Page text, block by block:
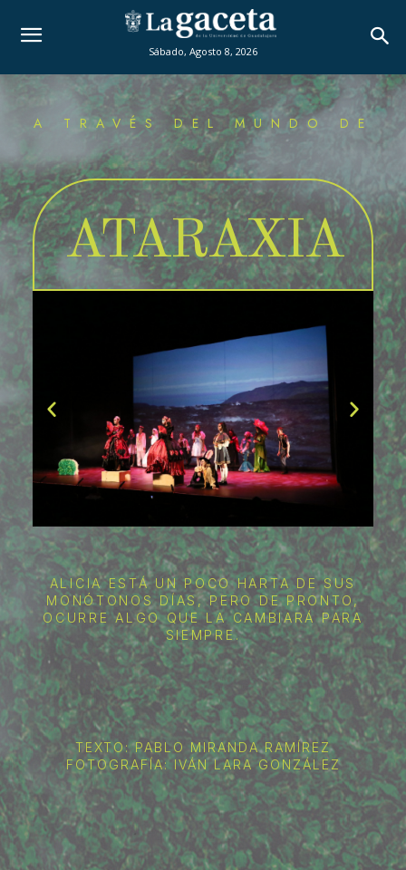
Sábado, Agosto 8, 2026
A TRAVÉS DEL MUNDO DE
ATARAXIA
ALICIA ESTÁ UN POCO HARTA DE SUS
MONÓTONOS DÍAS, PERO DE PRONTO,
OCURRE ALGO QUE LA CAMBIARÁ PARA
SIEMPRE.
TEXTO: PABLO MIRANDA RAMÍREZ
FOTOGRAFÍA: IVÁN LARA GONZÁLEZ